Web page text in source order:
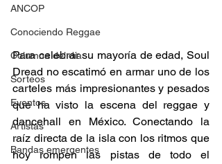
ANCOP
Conociendo Reggae
Columna del día
Sorteos
Eventos
Artistas
Bandas emergentes
Para celebrar su mayoría de edad, Soul
Dread no escatimó en armar uno de los
carteles más impresionantes y pesados
que ha visto la escena del reggae y
dancehall en México. Conectando la
raíz directa de la isla con los ritmos que
hoy rompen las pistas de todo el